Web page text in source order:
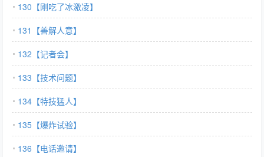
130【刚吃了冰激凌】
131【善解人意】
132【记者会】
133【技术问题】
134【特技猛人】
135【爆炸试验】
136【电话邀请】